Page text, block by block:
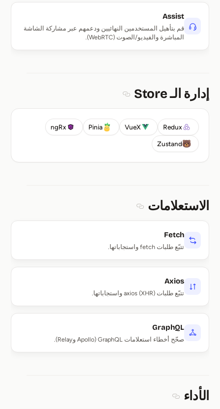
Assist
قم بتأهيل المستخدمين النهائيين ودعمهم عبر مشاركة الشاشة
المباشرة والفيديو/الصوت (WebRTC).
إدارة الـ Store
Redux
VueX
Pinia
ngRx
Zustand
الاستعلامات
Fetch
تتبّع طلبات fetch واستجاباتها.
Axios
تتبّع طلبات axios (XHR) واستجاباتها.
GraphQL
صحّح أخطاء استعلامات GraphQL (Apollo وRelay).
الأداء